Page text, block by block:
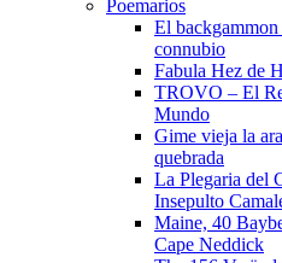
Poemarios
El
connubio
Fabula Hez de
TROVO – El
Mundo
Gime vieja la
quebrada
La Plegaria del
Insepulto
Maine, 40
Cape Neddick